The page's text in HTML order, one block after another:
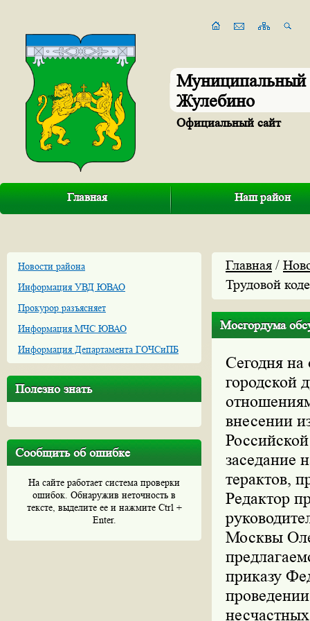
Муниципальный
Жулебино
Официальный сайт
Главная Наш район
Новости района
Информация УВД ЮВАО
Прокурор разъясняет
Информация МЧС ЮВАО
Информация Департамента ГОЧСиПБ
Полезно знать
Сообщить об ошибке
На сайте работает система проверки
ошибок. Обнаружив неточность в
тексте, выделите ее и нажмите Ctrl +
Enter.
Главная /
Трудовой
Мосгордума
Сегодня
городской
внесении
заседание
терактов,
Редактор
Москвы
приказу